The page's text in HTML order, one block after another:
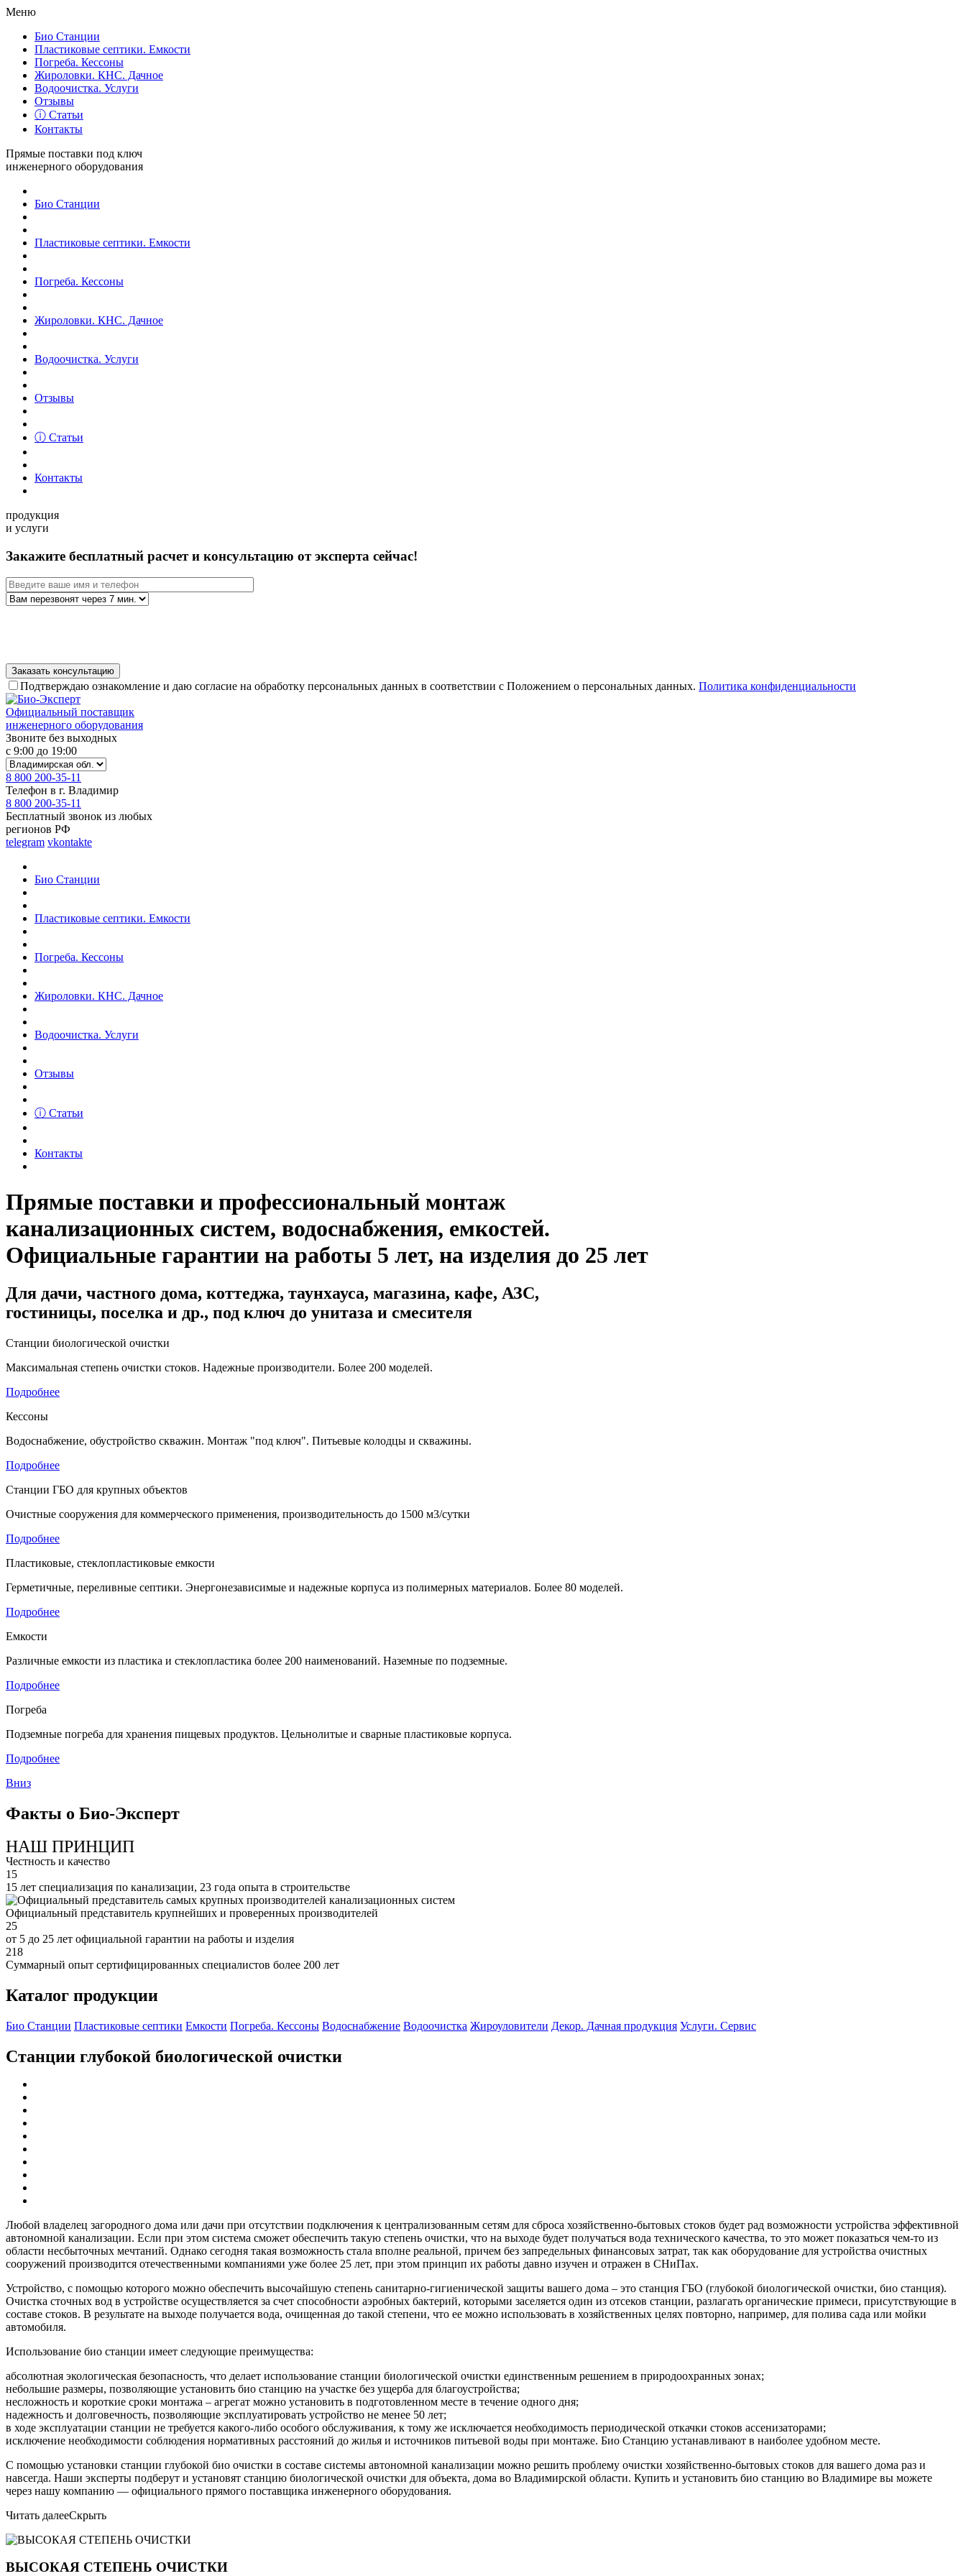
Меню
Био Станции
Пластиковые септики. Емкости
Погреба. Кессоны
Жироловки. КНС. Дачное
Водоочистка. Услуги
Отзывы
ⓘ Статьи
Контакты
Прямые поставки под ключ
инженерного оборудования
Био Станции
Пластиковые септики. Емкости
Погреба. Кессоны
Жироловки. КНС. Дачное
Водоочистка. Услуги
Отзывы
ⓘ Статьи
Контакты
продукция
и услуги
Закажите бесплатный расчет и консультацию от эксперта сейчас!
Подтверждаю ознакомление и даю согласие на обработку персональных данных в соответствии с Положением о персональных данных. Политика конфиденциальности
Официальный поставщик
инженерного оборудования
Звоните без выходных
с 9:00 до 19:00
8 800 200-35-11
Телефон в г. Владимир
8 800 200-35-11
Бесплатный звонок из любых
регионов РФ
telegram vkontakte
Био Станции
Пластиковые септики. Емкости
Погреба. Кессоны
Жироловки. КНС. Дачное
Водоочистка. Услуги
Отзывы
ⓘ Статьи
Контакты
Прямые поставки и профессиональный монтаж
канализационных систем, водоснабжения, емкостей.
Официальные гарантии на работы 5 лет, на изделия до 25 лет
Для дачи, частного дома, коттеджа, таунхауса, магазина, кафе, АЗС,
гостиницы, поселка и др., под ключ до унитаза и смесителя
Станции биологической очистки
Максимальная степень очистки стоков. Надежные производители. Более 200 моделей.
Подробнее
Кессоны
Водоснабжение, обустройство скважин. Монтаж "под ключ". Питьевые колодцы и скважины.
Подробнее
Станции ГБО для крупных объектов
Очистные сооружения для коммерческого применения, производительность до 1500 м3/сутки
Подробнее
Пластиковые, стеклопластиковые емкости
Герметичные, переливные септики. Энергонезависимые и надежные корпуса из полимерных материалов. Более 80 моделей.
Подробнее
Емкости
Различные емкости из пластика и стеклопластика более 200 наименований. Наземные по подземные.
Подробнее
Погреба
Подземные погреба для хранения пищевых продуктов. Цельнолитые и сварные пластиковые корпуса.
Подробнее
Вниз
Факты о Био-Эксперт
НАШ ПРИНЦИП
Честность и качество
15
15 лет специализация по канализации, 23 года опыта в строительстве
Официальный представитель крупнейших и проверенных производителей
25
от 5 до 25 лет официальной гарантии на работы и изделия
218
Суммарный опыт сертифицированных специалистов более 200 лет
Каталог продукции
Био Станции Пластиковые септики Емкости Погреба. Кессоны Водоснабжение Водоочистка Жироуловители Декор. Дачная продукция Услуги. Сервис
Станции глубокой биологической очистки
Любой владелец загородного дома или дачи при отсутствии подключения к централизованным сетям для сброса хозяйственно-бытовых стоков будет рад возможности устройства эффективной
автономной канализации. Если при этом система сможет обеспечить такую степень очистки, что на выходе будет получаться вода технического качества, то это может показаться чем-то из
области несбыточных мечтаний. Однако сегодня такая возможность стала вполне реальной, причем без запредельных финансовых затрат, так как оборудование для устройства очистных
сооружений производится отечественными компаниями уже более 25 лет, при этом принцип их работы давно изучен и отражен в СНиПах.
Устройство, с помощью которого можно обеспечить высочайшую степень санитарно-гигиенической защиты вашего дома – это станция ГБО (глубокой биологической очистки, био станция).
Очистка сточных вод в устройстве осуществляется за счет способности аэробных бактерий, которыми заселяется один из отсеков станции, разлагать органические примеси, присутствующие в
составе стоков. В результате на выходе получается вода, очищенная до такой степени, что ее можно использовать в хозяйственных целях повторно, например, для полива сада или мойки
автомобиля.
Использование био станции имеет следующие преимущества:
абсолютная экологическая безопасность, что делает использование станции биологической очистки единственным решением в природоохранных зонах;
небольшие размеры, позволяющие установить био станцию на участке без ущерба для благоустройства;
несложность и короткие сроки монтажа – агрегат можно установить в подготовленном месте в течение одного дня;
надежность и долговечность, позволяющие эксплуатировать устройство не менее 50 лет;
в ходе эксплуатации станции не требуется какого-либо особого обслуживания, к тому же исключается необходимость периодической откачки стоков ассенизаторами;
исключение необходимости соблюдения нормативных расстояний до жилья и источников питьевой воды при монтаже. Био Станцию устанавливают в наиболее удобном месте.
С помощью установки станции глубокой био очистки в составе системы автономной канализации можно решить проблему очистки хозяйственно-бытовых стоков для вашего дома раз и
навсегда. Наши эксперты подберут и установят станцию биологической очистки для объекта, дома во Владимирской области. Купить и установить био станцию во Владимире вы можете
через нашу компанию — официального прямого поставщика инженерного оборудования.
Читать далееСкрыть
ВЫСОКАЯ СТЕПЕНЬ ОЧИСТКИ